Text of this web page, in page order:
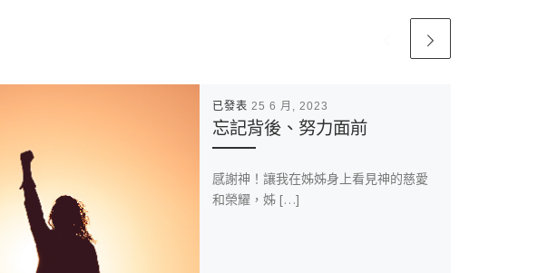
已發表 25 6 月, 2023
忘記背後、努力面前
感謝神！讓我在姊姊身上看見神的慈愛
和榮耀，姊 […]